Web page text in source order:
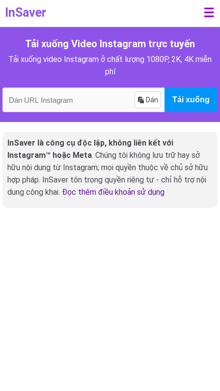
InSaver ☰
Tải xuống Video Instagram trực tuyến
Tải xuống video Instagram ở chất lượng 1080P, 2K, 4K miễn
phí
Dán Tải xuống
InSaver là công cụ độc lập, không liên kết với
Instagram™ hoặc Meta. Chúng tôi không lưu trữ hay sở
hữu nội dung từ Instagram; mọi quyền thuộc về chủ sở hữu
hợp pháp. InSaver tôn trọng quyền riêng tư - chỉ hỗ trợ nội
dung công khai. Đọc thêm điều khoản sử dụng